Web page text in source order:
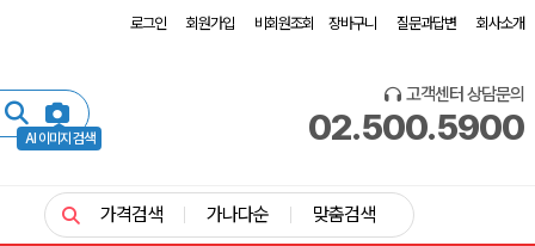
로그인 회원가입 비회원조회 장바구니 질문과답변 회사소개
AI 이미지 검색
고객센터 상담문의
02.500.5900
가격검색 가나다순 맞춤검색